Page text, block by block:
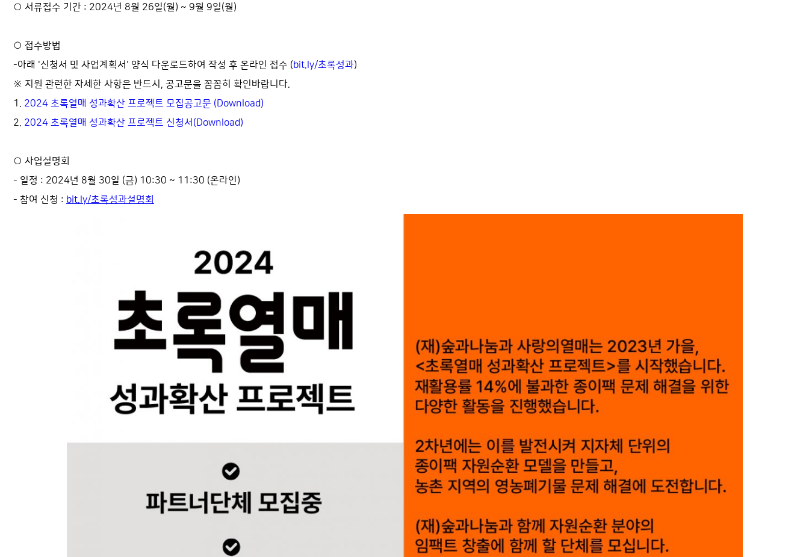
○ 서류접수 기간 : 2024년 8월 26일(월) ~ 9월 9일(월)
○ 접수방법
-아래 '신청서 및 사업계획서' 양식 다운로드하여 작성 후 온라인 접수 (bit.ly/초록성과)
※ 지원 관련한 자세한 사항은 반드시, 공고문을 꼼꼼히 확인바랍니다.
1. 2024 초록열매 성과확산 프로젝트 모집공고문 (Download)
2. 2024 초록열매 성과확산 프로젝트 신청서(Download)
○ 사업설명회
- 일정 : 2024년 8월 30일 (금) 10:30 ~ 11:30 (온라인)
- 참여 신청 : bit.ly/초록성과설명회